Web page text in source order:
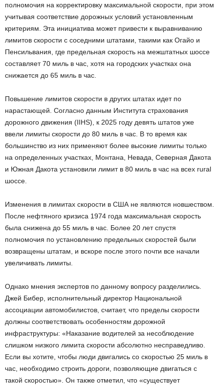
полномочия на корректировку максимальной скорости, при этом
учитывая соответствие дорожных условий установленным
критериям. Эта инициатива может привести к выравниванию
лимитов скорости с соседними штатами, такими как Огайо и
Пенсильвания, где предельная скорость на межштатных шоссе
составляет 70 миль в час, хотя на городских участках она
снижается до 65 миль в час.
Повышение лимитов скорости в других штатах идет по
нарастающей. Согласно данным Института страхования
дорожного движения (IIHS), к 2025 году девять штатов уже
ввели лимиты скорости до 80 миль в час. В то время как
большинство из них применяют более высокие лимиты только
на определенных участках, Монтана, Невада, Северная Дакота
и Южная Дакота установили лимит в 80 миль в час на всех rural
шоссе.
Изменения в лимитах скорости в США не являются новшеством.
После нефтяного кризиса 1974 года максимальная скорость
была снижена до 55 миль в час. Более 20 лет спустя
полномочия по установлению предельных скоростей были
возвращены штатам, и вскоре после этого почти все начали
увеличивать лимиты.
Однако мнения экспертов по данному вопросу разделились.
Джей Бибер, исполнительный директор Национальной
ассоциации автомобилистов, считает, что пределы скорости
должны соответствовать особенностям дорожной
инфраструктуры: «Наказание водителей за несоблюдение
слишком низкого лимита скорости абсолютно несправедливо.
Если вы хотите, чтобы люди двигались со скоростью 25 миль в
час, необходимо строить дороги, позволяющие двигаться с
такой скоростью». Он также отметил, что «существует